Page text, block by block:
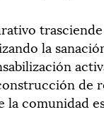
la
de
la comunidad